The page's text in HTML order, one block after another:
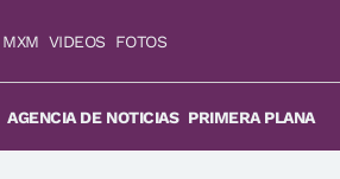
MXM VIDEOS FOTOS
AGENCIA DE NOTICIAS PRIMERA PLANA